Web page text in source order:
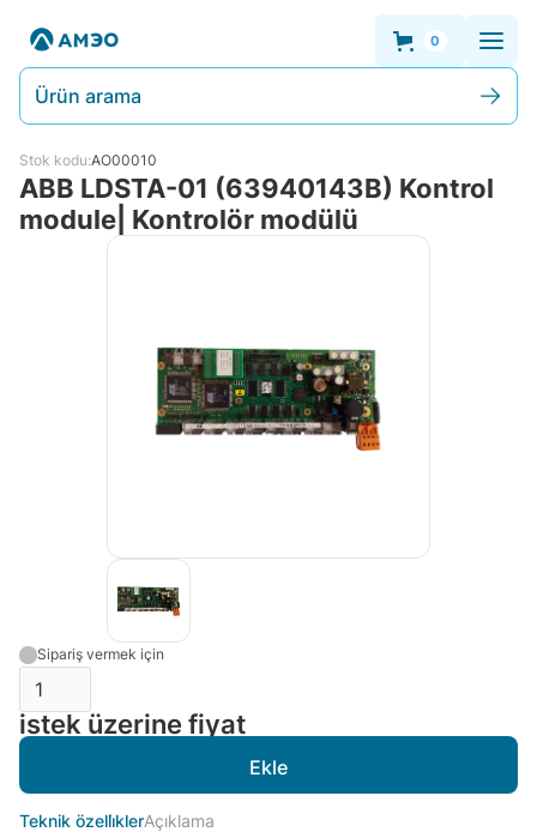
0
Ürün arama
Stok kodu:AO00010
ABB LDSTA-01 (63940143B) Kontrol
module| Kontrolör modülü
Sipariş vermek için
istek üzerine fiyat
Teknik özelli̇klerAçıklama